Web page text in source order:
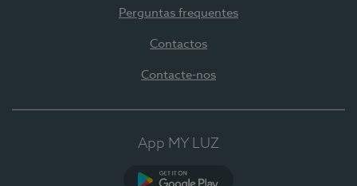
Perguntas frequentes
Contactos
Contacte-nos
App MY LUZ